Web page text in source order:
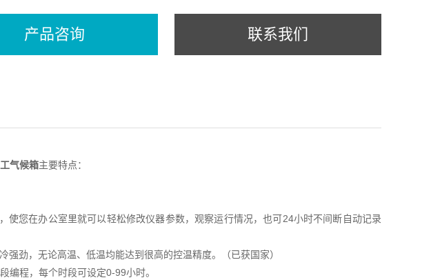
产品咨询 联系我们
气候箱主要特点：
使您在办公室里就可以轻松修改仪器参数，观察运行情况，也可24小时不间断自动记录
劲，无论高温、低温均能达到很高的控温精度。（已获国家）
编程，每个时段可设定0-99小时。